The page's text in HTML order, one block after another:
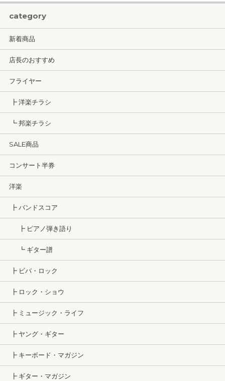
category
新着商品
店長のおすすめ
フライヤー
┣ 洋楽チラシ
┗ 邦楽チラシ
SALE商品
コンサート半券
洋楽
┣ バンドスコア
┣ ピアノ弾き語り
┗ ギター譜
┣ ビバ・ロック
┣ ロック・ショウ
┣ ミュージック・ライフ
┣ ヤング・ギター
┣ キーボード・マガジン
┣ ギター・マガジン